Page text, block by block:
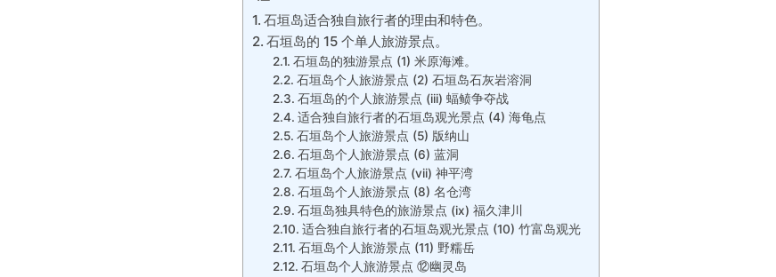
石垣岛适合独自旅行者的理由和特色。
石垣岛的 15 个单人旅游景点。
石垣岛的独游景点 (1) 米原海滩。
石垣岛个人旅游景点 (2) 石垣岛石灰岩溶洞
石垣岛的个人旅游景点 (iii) 蝠鲼争夺战
适合独自旅行者的石垣岛观光景点 (4) 海龟点
石垣岛个人旅游景点 (5) 版纳山
石垣岛个人旅游景点 (6) 蓝洞
石垣岛个人旅游景点 (vii) 神平湾
石垣岛个人旅游景点 (8) 名仓湾
石垣岛独具特色的旅游景点 (ix) 福久津川
适合独自旅行者的石垣岛观光景点 (10) 竹富岛观光
石垣岛个人旅游景点 (11) 野糯岳
石垣岛个人旅游景点 ⑫幽灵岛